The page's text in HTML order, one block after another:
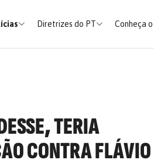
Diretrizes do PT Conheça
TERIA
CONTRA FLÁVIO